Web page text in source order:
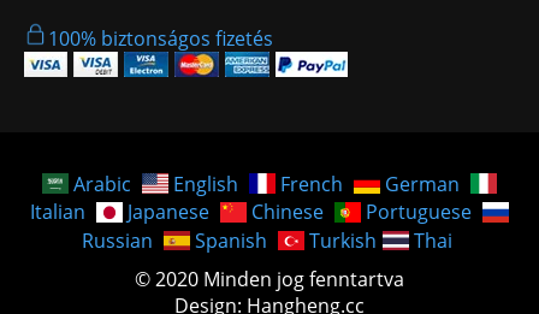
100% biztonságos fizetés
Arabic English French
German
Italian
Japanese Chinese
Portuguese
Russian
Spanish Turkish
Thai
© 2020 Minden jog fenntartva
Design: Hangheng.cc